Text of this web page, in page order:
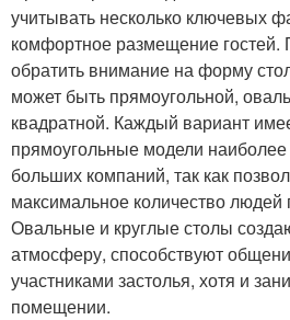
учитывать несколько ключевых
комфортное размещение гостей.
обратить внимание на форму
может быть прямоугольной,
квадратной. Каждый вариант
прямоугольные модели
больших компаний, так как
максимальное количество людей
Овальные и круглые столы
атмосферу, способствуют
участниками застолья, хотя и
помещении.